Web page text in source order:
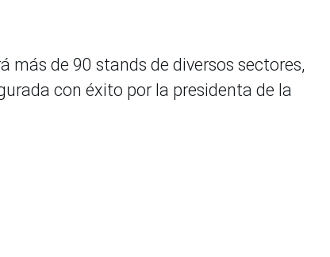
más de 90 stands de diversos sectores,
con éxito por la presidenta de la